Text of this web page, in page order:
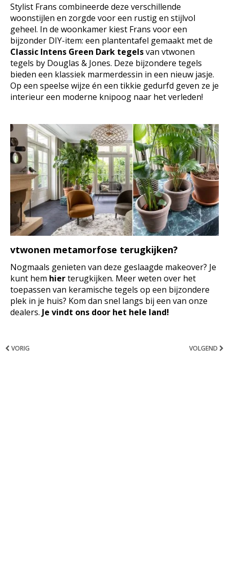
Stylist Frans combineerde deze verschillende
woonstijlen en zorgde voor een rustig en stijlvol
geheel. In de woonkamer kiest Frans voor een
bijzonder DIY-item: een plantentafel gemaakt met de
Classic Intens Green Dark tegelsvan vtwonen
tegels by Douglas & Jones. Deze bijzondere tegels
bieden een klassiek marmerdessin in een nieuw jasje.
Op een speelse wijze én een tikkie gedurfd geven ze je
interieur een moderne knipoog naar het verleden!
vtwonen metamorfose terugkijken?
Nogmaals genieten van deze geslaagde makeover? Je
kunt hem hierterugkijken. Meer weten over het
toepassen van keramische tegels op een bijzondere
plek in je huis? Kom dan snel langs bij een van onze
dealers. Je vindt ons door het hele land!
VORIG VOLGEND